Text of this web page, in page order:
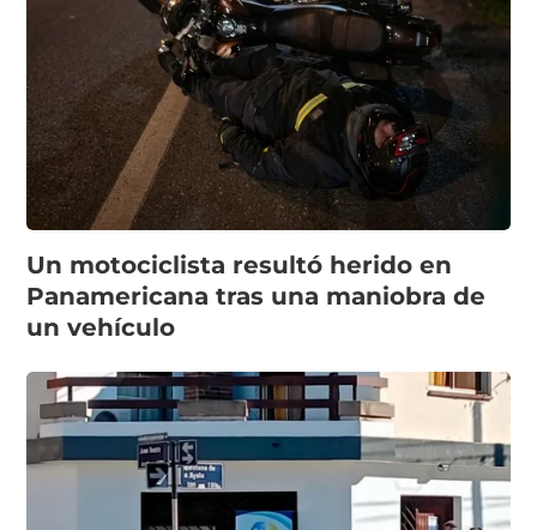
Un motociclista resultó herido en
Panamericana tras una maniobra de
un vehículo